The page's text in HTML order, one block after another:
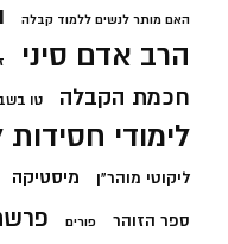
האם מותר לנשים ללמוד קבלה
הרב אדם סיני
חכמת הקבלה טו
לימודי
ליקוטי מוהר"ן מיסטיקה
ספר הזוהר פורים